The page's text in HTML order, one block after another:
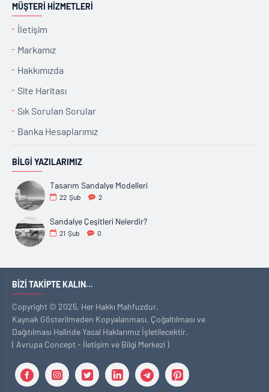
MÜŞTERI HIZMETLERI
İletişim
Markamız
Hakkımızda
Site Haritası
Sık Sorulan Sorular
Banka Hesaplarımız
BILGI YAZILARIMIZ
Tasarım Sandalye Modelleri
22 Şub 2
Sandalye Çeşitleri Nelerdir?
21 Şub 0
BIZI TAKIPTE KALIN...
Copyright © 2025, Her Hakkı Mahfuzdur.
Kaynak Gösterilmeden Kopyalanması, Çoğaltılması ve
Dağıtılması Halinde Yasal Haklarımız İşletilecektir.
( Avrupa Concept - İletişim ve Bilgi Merkezi )